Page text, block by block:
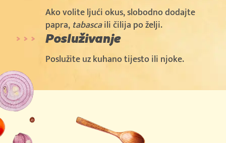
Ako volite ljući okus, slobodno dodajte
papra, tabascaili čilija po želji.
Posluživanje
Poslužite uz kuhano tijesto ili njoke.